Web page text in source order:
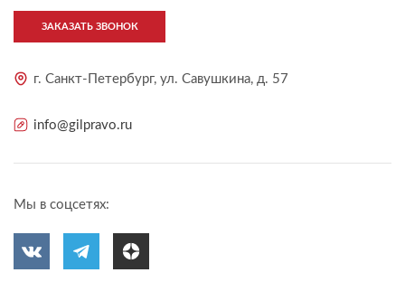
ЗАКАЗАТЬ ЗВОНОК
г. Санкт-Петербург, ул. Савушкина, д. 57
info@gilpravo.ru
Мы в соцсетях: